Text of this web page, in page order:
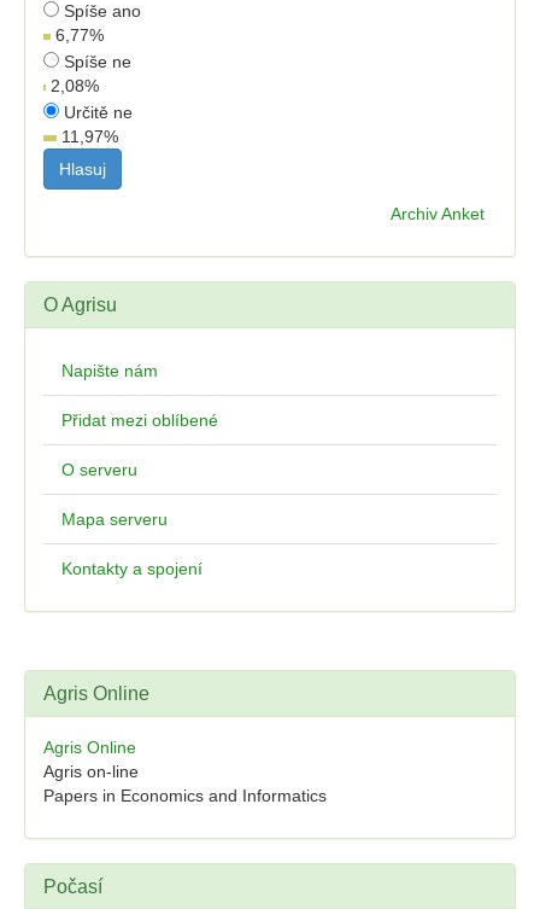
Spíše ano
6,77%
Spíše ne
2,08%
Určitě ne
11,97%
Archiv Anket
O Agrisu
Napište nám
Přidat mezi oblíbené
O serveru
Mapa serveru
Kontakty a spojení
Agris Online
Agris Online
Agris on-line
Papers in Economics and Informatics
Počasí